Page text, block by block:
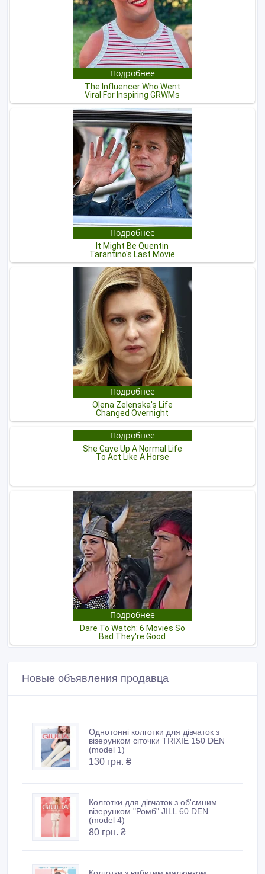
Новые объявления продавца
Однотонні колготки для дівчаток з
візерунком сіточки TRIXIE 150 DEN
(model 1)
130 грн. ₴
Колготки для дівчаток з об'ємним
візерунком "Ромб" JILL 60 DEN
(model 4)
80 грн. ₴